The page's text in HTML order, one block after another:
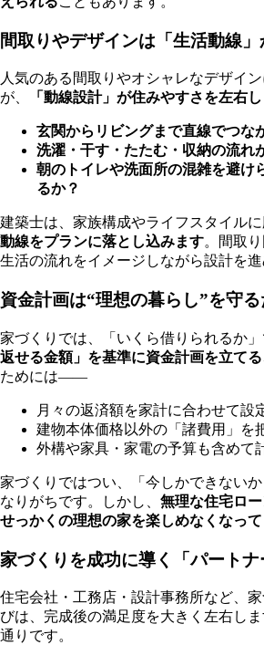
間取りやデザインは「生活動線
人気のある間取りやオシャレなデザイ
が、
「動線設計」が住みやすさを左右
玄関からリビングまで直線でつな
洗濯・干す・たたむ・収納の流れ
朝のトイレや洗面所の混雑を避け
るか？
建築士は、家族構成やライフスタイル
動線をプランに落とし込みます。間取
生活の流れをイメージしながら設計を進
資金計画は“理想の暮らし”を守
家づくりでは、「いくら借りられるか」
返せる金額」を基準に資金計画を立てる
ためには——
月々の返済額を家計に合わせて設
建物本体価格以外の「諸費用」を
外構や家具・家電の予算も含めて
家づくりではつい、「今しかできない
なりがちです。しかし、 無理な住宅ロー
せっかくの理想の家を楽しめなくなっ
家づくりを成功に導く「パート
住宅会社・工務店・設計事務所など、
びは、完成後の満足度を大きく左右し
通りです。